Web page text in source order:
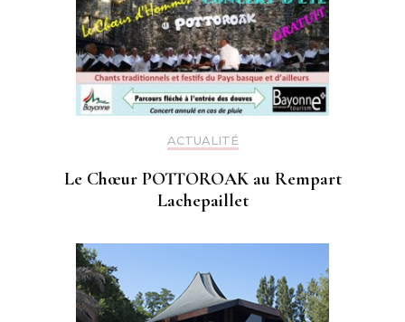
ACTUALITÉ
Le Chœur POTTOROAK au Rempart
Lachepaillet